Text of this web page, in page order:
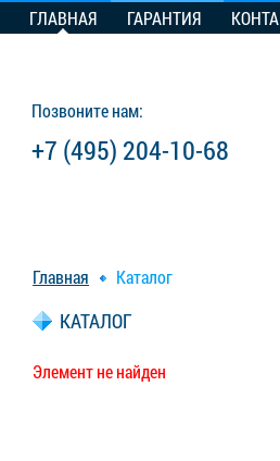
ГЛАВНАЯ ГАРАНТИЯ
Позвоните нам:
+7 (495) 204-10-68
Главная Каталог
КАТАЛОГ
Элемент не найден